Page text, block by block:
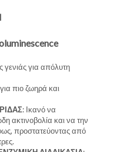
γενιάς για απόλυτη
πιο ζωηρά και
: Ικανό να
ακτινοβολία και να την
προστατεύοντας από